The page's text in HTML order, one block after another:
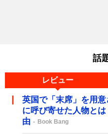
話
レビュー
英国で「末席」を用意
に呼び寄せた人物と
由
Book Bang